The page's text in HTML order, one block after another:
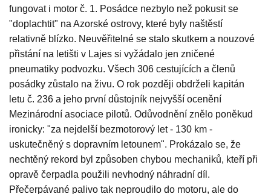
fungovat i motor č. 1. Posádce nezbylo než pokusit se
"doplachtit" na Azorské ostrovy, které byly naštěstí
relativně blízko. Neuvěřitelné se stalo skutkem a nouzové
přistání na letišti v Lajes si vyžádalo jen zničené
pneumatiky podvozku. Všech 306 cestujících a členů
posádky zůstalo na živu. O rok později obdrželi kapitán
letu č. 236 a jeho první důstojník nejvyšší ocenění
Mezinárodní asociace pilotů. Odůvodnění znělo poněkud
ironicky: "za nejdelší bezmotorový let - 130 km -
uskutečněný s dopravním letounem". Prokázalo se, že
nechtěný rekord byl způsoben chybou mechaniků, kteří při
opravě čerpadla použili nevhodný náhradní díl.
Přečerpávané palivo tak neproudilo do motoru, ale do